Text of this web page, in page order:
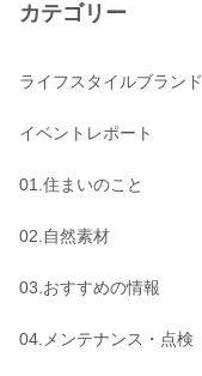
カテゴリー
ライフスタイルブランド
イベントレポート
01.住まいのこと
02.自然素材
03.おすすめの情報
04.メンテナンス・点検